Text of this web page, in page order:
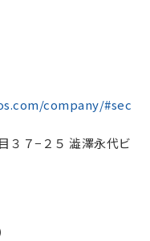
company/#sec
３７−２５ 澁澤永代ビ